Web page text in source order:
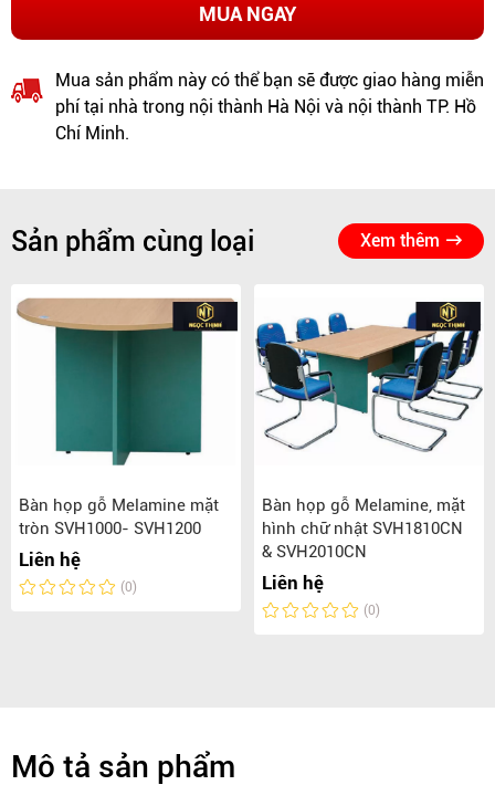
MUA NGAY
Mua sản phẩm này có thể bạn sẽ được giao hàng miễn
phí tại nhà trong nội thành Hà Nội và nội thành TP. Hồ
Chí Minh.
Sản phẩm cùng loại Xem thêm
Bàn họp gỗ Melamine mặt
tròn SVH1000- SVH1200
Liên hệ
(0)
Bàn họp gỗ Melamine, mặt
hình chữ nhật SVH1810CN
& SVH2010CN
Liên hệ
(0)
Mô tả sản phẩm